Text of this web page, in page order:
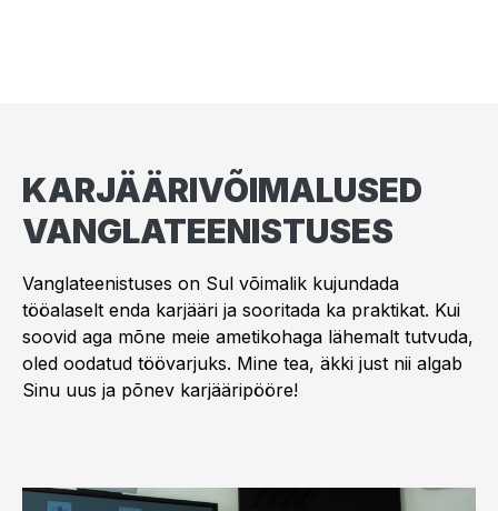
KARJÄÄRIVÕIMALUSED
VANGLATEENISTUSES
Vanglateenistuses on Sul võimalik kujundada
tööalaselt enda karjääri ja sooritada ka praktikat. Kui
soovid aga mõne meie ametikohaga lähemalt tutvuda,
oled oodatud töövarjuks. Mine tea, äkki just nii algab
Sinu uus ja põnev karjääripööre!